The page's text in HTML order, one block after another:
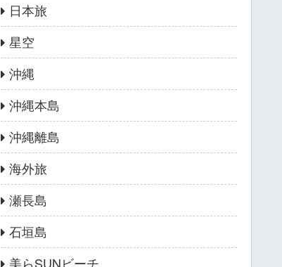
日本旅
星空
沖縄
沖縄本島
沖縄離島
海外旅
瀬長島
石垣島
美らSUNビーチ